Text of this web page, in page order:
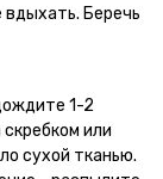
вдыхать. Беречь
1-2
или
сухой тканью.